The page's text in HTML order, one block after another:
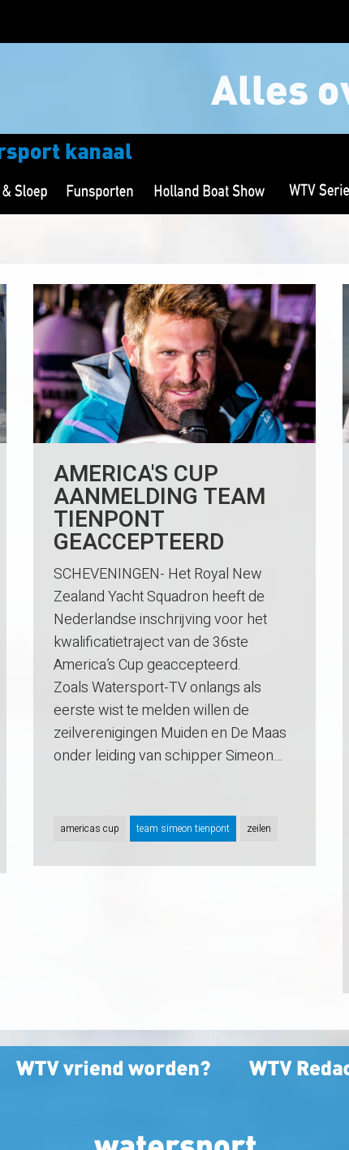
AMERICA'S CUP
AANMELDING TEAM
TIENPONT
GEACCEPTEERD
SCHEVENINGEN- Het Royal New
Zealand Yacht Squadron heeft de
Nederlandse inschrijving voor het
kwalificatietraject van de 36ste
America’s Cup geaccepteerd.
Zoals Watersport-TV onlangs als
eerste wist te melden willen de
zeilverenigingen Muiden en De Maas
onder leiding van schipper Simeon…
americas cup team simeon tienpont zeilen